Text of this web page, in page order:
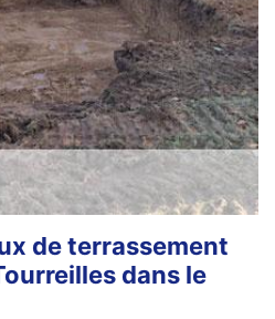
de terrassement
dans le